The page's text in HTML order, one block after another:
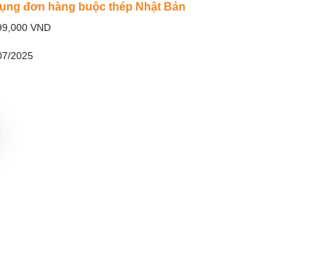
đơn hàng buộc thép Nhật Bản
VND
2025